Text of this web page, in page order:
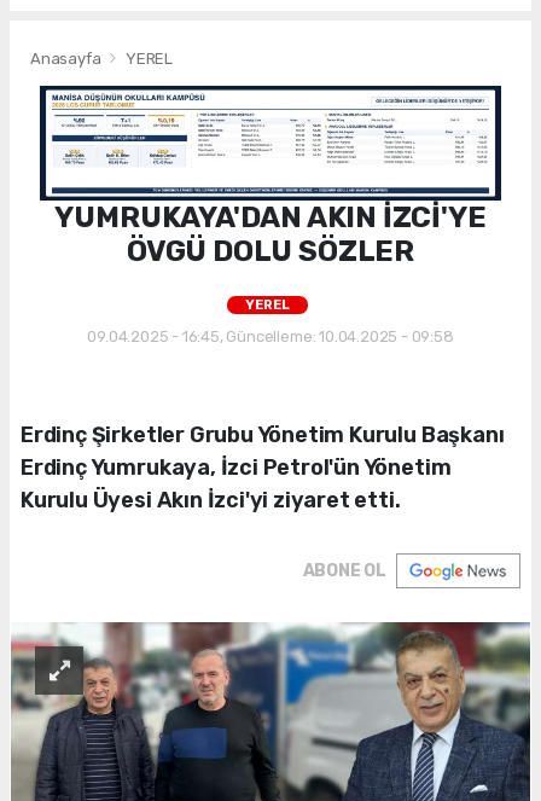
Anasayfa YEREL
YUMRUKAYA'DAN AKIN İZCİ'YE
ÖVGÜ DOLU SÖZLER
YEREL
09.04.2025 - 16:45, Güncelleme: 10.04.2025 - 09:58
Erdinç Şirketler Grubu Yönetim Kurulu Başkanı
Erdinç Yumrukaya, İzci Petrol'ün Yönetim
Kurulu Üyesi Akın İzci'yi ziyaret etti.
ABONE OL